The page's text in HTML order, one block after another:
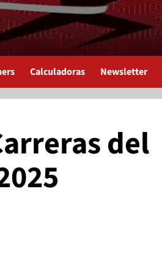
Calculadoras Newsletter
del